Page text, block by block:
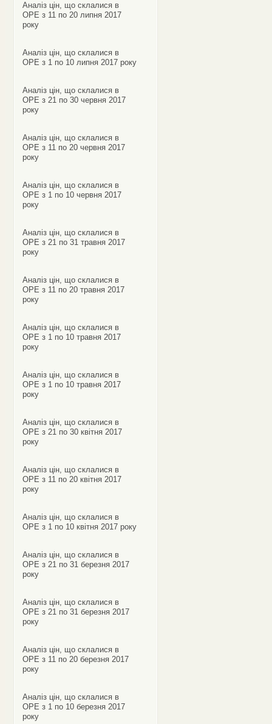
Аналіз цін, що склалися в
ОРЕ з 11 по 20 липня 2017
року
Аналіз цін, що склалися в
ОРЕ з 1 по 10 липня 2017 року
Аналіз цін, що склалися в
ОРЕ з 21 по 30 червня 2017
року
Аналіз цін, що склалися в
ОРЕ з 11 по 20 червня 2017
року
Аналіз цін, що склалися в
ОРЕ з 1 по 10 червня 2017
року
Аналіз цін, що склалися в
ОРЕ з 21 по 31 травня 2017
року
Аналіз цін, що склалися в
ОРЕ з 11 по 20 травня 2017
року
Аналіз цін, що склалися в
ОРЕ з 1 по 10 травня 2017
року
Аналіз цін, що склалися в
ОРЕ з 1 по 10 травня 2017
року
Аналіз цін, що склалися в
ОРЕ з 21 по 30 квітня 2017
року
Аналіз цін, що склалися в
ОРЕ з 11 по 20 квітня 2017
року
Аналіз цін, що склалися в
ОРЕ з 1 по 10 квітня 2017 року
Аналіз цін, що склалися в
ОРЕ з 21 по 31 березня 2017
року
Аналіз цін, що склалися в
ОРЕ з 21 по 31 березня 2017
року
Аналіз цін, що склалися в
ОРЕ з 11 по 20 березня 2017
року
Аналіз цін, що склалися в
ОРЕ з 1 по 10 березня 2017
року